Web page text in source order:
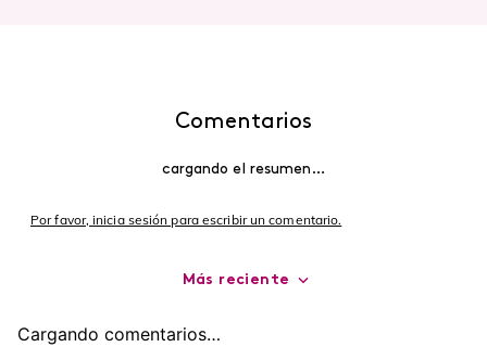
Comentarios
cargando el resumen…
Por favor, inicia sesión para escribir un comentario.
Más reciente
Cargando comentarios…